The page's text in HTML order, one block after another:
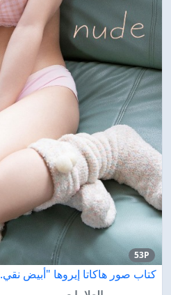
53P
كتاب صور هاكاتا إيروها "أبيض نقي. nude"